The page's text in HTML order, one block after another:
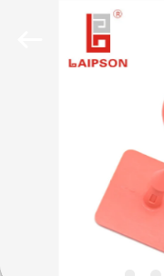
PRODUCTEN
ONGEVEER